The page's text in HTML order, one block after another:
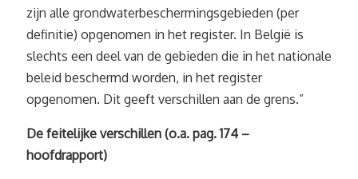
zijn alle grondwaterbeschermingsgebieden (per
definitie) opgenomen in het register. In België is
slechts een deel van de gebieden die in het nationale
beleid beschermd worden, in het register
opgenomen. Dit geeft verschillen aan de grens.”
De feitelijke verschillen (o.a. pag. 174 –
hoofdrapport)